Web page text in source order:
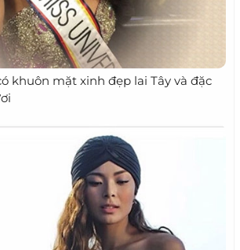
khuôn mặt xinh đẹp lai Tây và đặc